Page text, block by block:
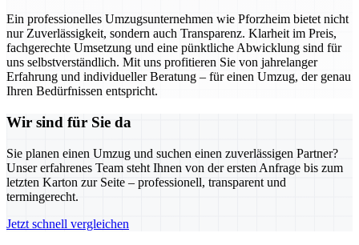
Ein professionelles Umzugsunternehmen wie Pforzheim bietet nicht
nur Zuverlässigkeit, sondern auch Transparenz. Klarheit im Preis,
fachgerechte Umsetzung und eine pünktliche Abwicklung sind für
uns selbstverständlich. Mit uns profitieren Sie von jahrelanger
Erfahrung und individueller Beratung – für einen Umzug, der genau
Ihren Bedürfnissen entspricht.
Wir sind für Sie da
Sie planen einen Umzug und suchen einen zuverlässigen Partner?
Unser erfahrenes Team steht Ihnen von der ersten Anfrage bis zum
letzten Karton zur Seite – professionell, transparent und
termingerecht.
Jetzt schnell vergleichen